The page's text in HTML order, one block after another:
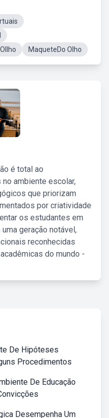
MaqueteDo Olho
é total ao
ambiente escolar,
que priorizam
por criatividade
os estudantes em
geração notável,
reconhecidas
do mundo -
De Hipóteses
Procedimentos
De Educação
Desempenha Um